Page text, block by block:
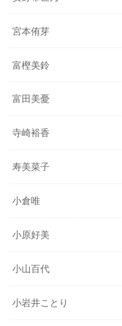
宮本侑芽
富樫美鈴
富田美憂
寺崎裕香
寿美菜子
小倉唯
小原好美
小山百代
小岩井ことり